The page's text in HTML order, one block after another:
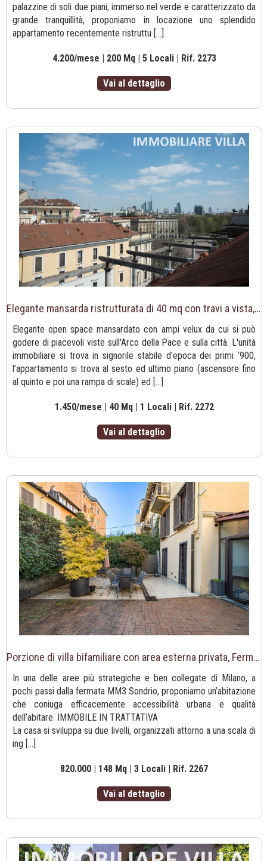
palazzine di soli due piani, immerso nel verde e caratterizzato da
grande tranquillità, proponiamo in locazione uno splendido
appartamento recentemente ristruttu [...]
4.200/mese | 200 Mq | 5 Locali | Rif. 2273
Vai al dettaglio
Elegante mansarda ristrutturata di 40 mq con travi a vista, con vista sull’Arco della Pace e Parco Sempione.
Elegante open space mansardato con ampi velux da cui si può
godere di piacevoli viste sull'Arco della Pace e sulla città. L'unità
immobiliare si trova in signorile stabile d’epoca dei primi ’900,
l’appartamento si trova al sesto ed ultimo piano (ascensore fino
al quinto e poi una rampa di scale) ed [...]
1.450/mese | 40 Mq | 1 Locali | Rif. 2272
Vai al dettaglio
Porzione di villa bifamiliare con area esterna privata, Fermata metro Sondrio a pochi passi.
In una delle aree più strategiche e ben collegate di Milano, a
pochi passi dalla fermata MM3 Sondrio, proponiamo un’abitazione
che coniuga efficacemente accessibilità urbana e qualità
dell’abitare. IMMOBILE IN TRATTATIVA
La casa si sviluppa su due livelli, organizzati attorno a una scala di
ing [...]
820.000 | 148 Mq | 3 Locali | Rif. 2267
Vai al dettaglio